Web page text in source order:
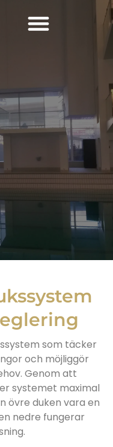
som täcker
och möjliggör
Genom att
systemet maximal
övre duken vara en
nedre fungerar